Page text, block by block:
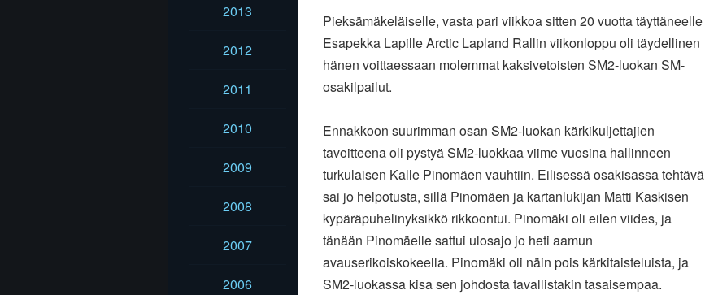
2013
2012
2011
2010
2009
2008
2007
2006
Pieksämäkeläiselle, vasta pari viikkoa sitten 20 vuotta täyttäneelle
Esapekka Lapille Arctic Lapland Rallin viikonloppu oli täydellinen
hänen voittaessaan molemmat kaksivetoisten SM2-luokan SM-
osakilpailut.
Ennakkoon suurimman osan SM2-luokan kärkikuljettajien
tavoitteena oli pystyä SM2-luokkaa viime vuosina hallinneen
turkulaisen Kalle Pinomäen vauhtiin. Eilisessä osakisassa tehtävä
sai jo helpotusta, sillä Pinomäen ja kartanlukijan Matti Kaskisen
kypäräpuhelinyksikkö rikkoontui. Pinomäki oli eilen viides, ja
tänään Pinomäelle sattui ulosajo jo heti aamun
avauserikoiskokeella. Pinomäki oli näin pois kärkitaisteluista, ja
SM2-luokassa kisa sen johdosta tavallistakin tasaisempaa.